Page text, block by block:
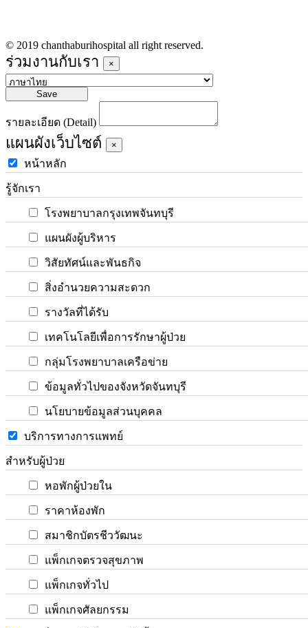
© 2019 chanthaburihospital all right reserved.
ร่วมงานกับเรา ×
Save
รายละเอียด (Detail)
แผนผังเว็บไซต์ ×
หน้าหลัก
รู้จักเรา
โรงพยาบาลกรุงเทพจันทบุรี
แผนผังผู้บริหาร
วิสัยทัศน์และพันธกิจ
สิ่งอำนวยความสะดวก
รางวัลที่ได้รับ
เทคโนโลยีเพื่อการรักษาผู้ป่วย
กลุ่มโรงพยาบาลเครือข่าย
ข้อมูลทั่วไปของจังหวัดจันทบุรี
นโยบายข้อมูลส่วนบุคคล
บริการทางการแพทย์
สำหรับผู้ป่วย
หอพักผู้ป่วยใน
ราคาห้องพัก
สมาชิกบัตรชีววัฒนะ
แพ็กเกจตรวจสุขภาพ
แพ็กเกจทั่วไป
แพ็กเกจศัลยกรรม